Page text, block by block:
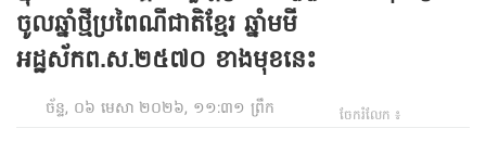
ចូលឆ្នាំថ្មីប្រពៃណីជាតិខ្មែរ ឆ្នាំមមី
អដ្ឋស័កព.ស.២៥៧០ ខាងមុខនេះ
ច័ន្ទ, ០៦ មេសា ២០២៦, ១១:៣១ ព្រឹក ចែករំលែក ៖